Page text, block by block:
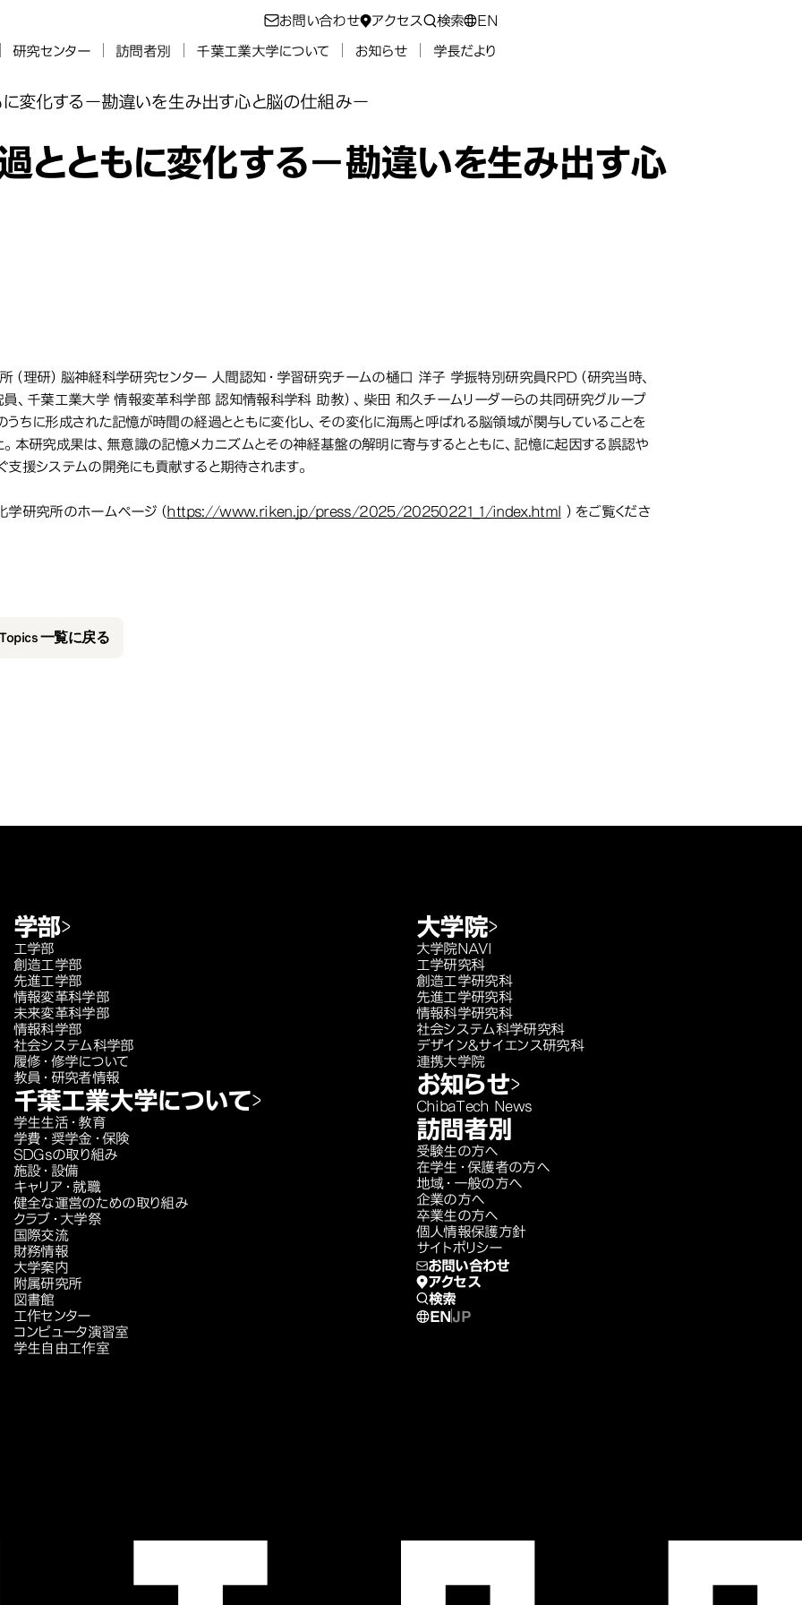
お問い合わせ アクセス 検索 EN
研究センター 訪問者別 千葉工業大学について お知らせ 学長だより
変化する－勘違いを生み出す心と脳の仕組み－
とともに変化する－勘違いを生み出す心
（理研）脳神経科学研究センター 人間認知・学習研究チームの樋口 洋子 学振特別研究員RPD（研究当時、
、千葉工業大学 情報変革科学部 認知情報科学科 助教）、柴田 和久チームリーダーらの共同研究グループ
うちに形成された記憶が時間の経過とともに変化し、その変化に海馬と呼ばれる脳領域が関与していることを
。本研究成果は、無意識の記憶メカニズムとその神経基盤の解明に寄与するとともに、記憶に起因する誤認や
支援システムの開発にも貢献すると期待されます。
学研究所のホームページ（https://www.riken.jp/press/2025/20250221_1/index.html
）をご覧くださ
一覧に戻る
学部
工学部
創造工学部
先進工学部
情報変革科学部
未来変革科学部
情報科学部
社会システム科学部
履修・修学について
教員・研究者情報
千葉工業大学について
学生生活・教育
学費・奨学金・保険
SDGsの取り組み
施設・設備
キャリア・就職
健全な運営のための取り組み
クラブ・大学祭
国際交流
財務情報
大学案内
附属研究所
図書館
工作センター
コンピュータ演習室
学生自由工作室
大学院
大学院NAVI
工学研究科
創造工学研究科
先進工学研究科
情報科学研究科
社会システム科学研究科
デザイン＆サイエンス研究科
連携大学院
お知らせ
ChibaTech News
訪問者別
受験生の方へ
在学生・保護者の方へ
地域・一般の方へ
企業の方へ
卒業生の方へ
個人情報保護方針
サイトポリシー
お問い合わせ
アクセス
検索
EN JP